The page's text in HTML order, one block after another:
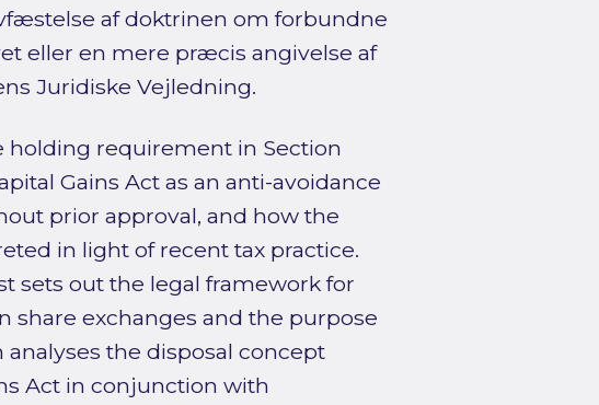
af doktrinen om forbundne
eller en mere præcis angivelse af
Juridiske Vejledning.
holding requirement in Section
Gains Act as an anti-avoidance
prior approval, and how the
in light of recent tax practice.
sets out the legal framework for
share exchanges and the purpose
the disposal concept
Act in conjunction with